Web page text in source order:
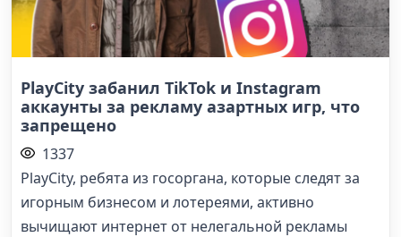
PlayCity забанил TikTok и Instagram
аккаунты за рекламу азартных игр, что
запрещено
1337
PlayCity, ребята из госоргана, которые следят за
игорным бизнесом и лотереями, активно
вычищают интернет от нелегальной рекламы